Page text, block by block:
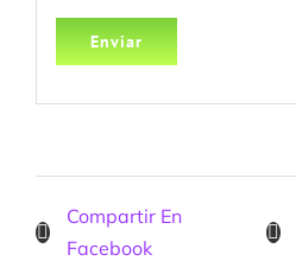
Compartir En
Facebook